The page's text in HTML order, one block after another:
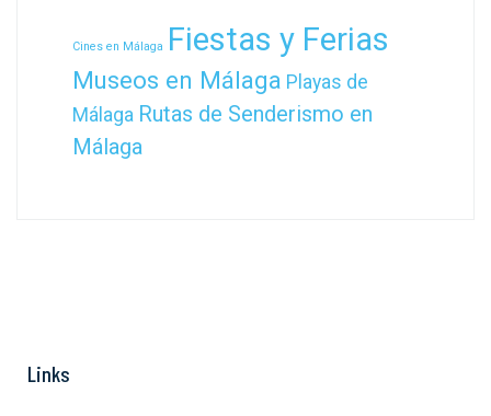
Cines en Málaga Fiestas y Ferias
Museos en Málaga Playas de
Málaga Rutas de Senderismo en
Málaga
Links